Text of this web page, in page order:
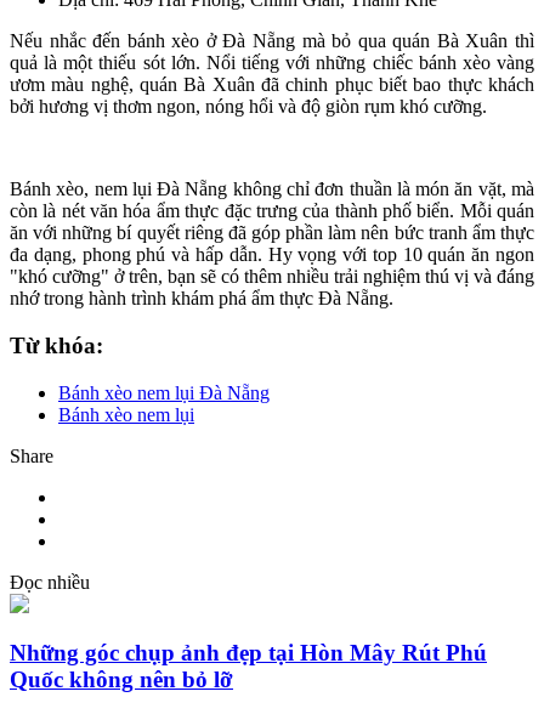
Nếu nhắc đến bánh xèo ở Đà Nẵng mà bỏ qua quán Bà Xuân thì
quả là một thiếu sót lớn. Nổi tiếng với những chiếc bánh xèo vàng
ươm màu nghệ, quán Bà Xuân đã chinh phục biết bao thực khách
bởi hương vị thơm ngon, nóng hổi và độ giòn rụm khó cưỡng.
Bánh xèo, nem lụi Đà Nẵng không chỉ đơn thuần là món ăn vặt, mà
còn là nét văn hóa ẩm thực đặc trưng của thành phố biển. Mỗi quán
ăn với những bí quyết riêng đã góp phần làm nên bức tranh ẩm thực
đa dạng, phong phú và hấp dẫn. Hy vọng với top 10 quán ăn ngon
"khó cưỡng" ở trên, bạn sẽ có thêm nhiều trải nghiệm thú vị và đáng
nhớ trong hành trình khám phá ẩm thực Đà Nẵng.
Từ khóa:
Bánh xèo nem lụi Đà Nẵng
Bánh xèo nem lụi
Share
Đọc nhiều
Những góc chụp ảnh đẹp tại Hòn Mây Rút Phú
Quốc không nên bỏ lỡ